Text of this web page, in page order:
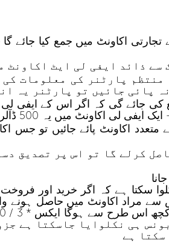
یہ پارٹنر کے تجارتی اکاونٹ میں جمع
پارٹنر کی معلومات
پائی جائیں تو پارٹنر یہ
کی رقم صرف ایک ہی مرتبہ جمع کی جائے گی
اکاونٹ پائے جائیں تو جس
کی رقم حاصل کرلے گا تو اس پر
مراد اکاونٹ میں حاصل ہونے
بونس ہی نکلوایا جاسکتا
سکتا ہے